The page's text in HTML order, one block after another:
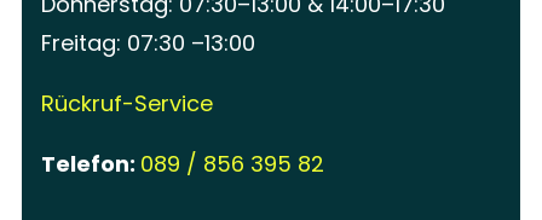
Freitag: 07:30 –13:00
Rückruf-Service
Telefon: 089 / 856 395 82